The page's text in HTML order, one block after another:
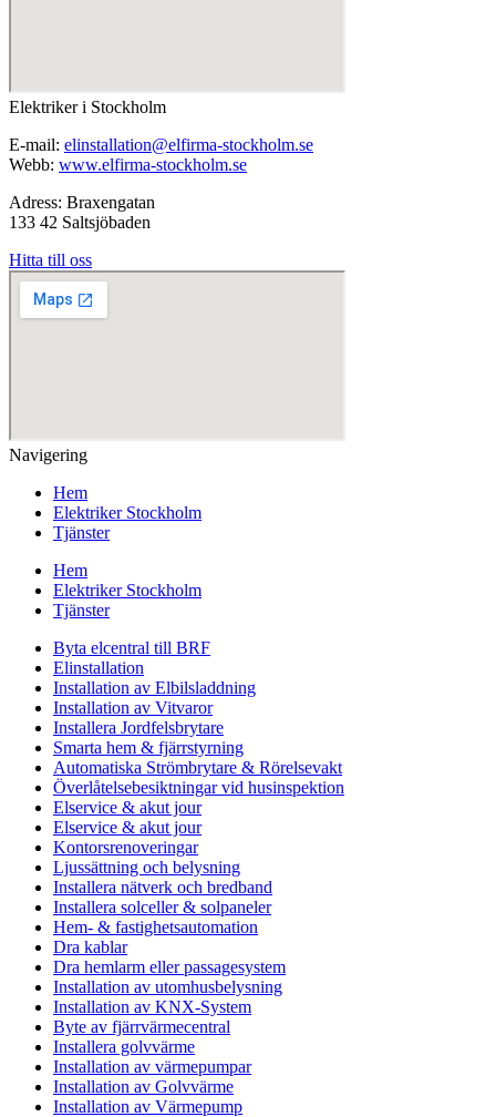
Elektriker i Stockholm
E-mail: elinstallation@elfirma-stockholm.se
Webb: www.elfirma-stockholm.se
Adress: Braxengatan
133 42 Saltsjöbaden
Hitta till oss
Navigering
Hem
Elektriker Stockholm
Tjänster
Hem
Elektriker Stockholm
Tjänster
Byta elcentral till BRF
Elinstallation
Installation av Elbilsladdning
Installation av Vitvaror
Installera Jordfelsbrytare
Smarta hem & fjärrstyrning
Automatiska Strömbrytare & Rörelsevakt
Överlåtelsebesiktningar vid husinspektion
Elservice & akut jour
Elservice & akut jour
Kontorsrenoveringar
Ljussättning och belysning
Installera nätverk och bredband
Installera solceller & solpaneler
Hem- & fastighetsautomation
Dra kablar
Dra hemlarm eller passagesystem
Installation av utomhusbelysning
Installation av KNX-System
Byte av fjärrvärmecentral
Installera golvvärme
Installation av värmepumpar
Installation av Golvvärme
Installation av Värmepump